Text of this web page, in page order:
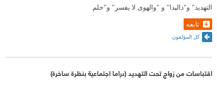
التهديد" و"داليدا" و "والهوى لا يفسر" و"حلم
تابعه
كل المؤلفون
اقتباسات من زواج تحت التهديد (دراما اجتماعية بنظرة ساخرة)